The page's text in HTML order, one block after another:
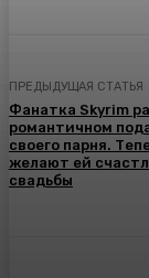
ПРЕДЫДУЩАЯ СТАТЬЯ
Фанатка Skyrim
романтичном
своего парня.
желают ей
свадьбы